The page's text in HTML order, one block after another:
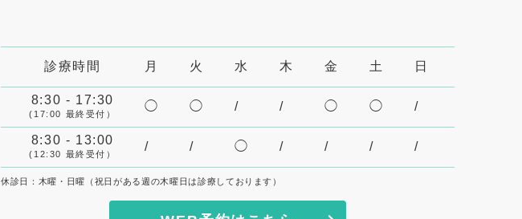
診療時間 月 火 水 木 金 土 日
8:30 - 17:30
(17:00 最終受付）
◯ ◯ / / ◯ ◯ /
8:30 - 13:00
(12:30 最終受付）
/ / ◯ / / / /
休診日：木曜・日曜（祝日がある週の木曜日は診療しております）